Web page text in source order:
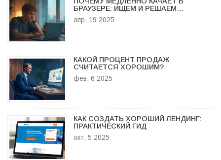
БРАУЗЕРЕ: ИЩЕМ И РЕШАЕМ
ПРОБЛЕМЫ ЗАГРУЗКИ
апр, 19 2025
КАКОЙ ПРОЦЕНТ ПРОДАЖ
СЧИТАЕТСЯ ХОРОШИМ?
фев, 6 2025
КАК СОЗДАТЬ ХОРОШИЙ ЛЕНДИНГ:
ПРАКТИЧЕСКИЙ ГИД
окт, 5 2025